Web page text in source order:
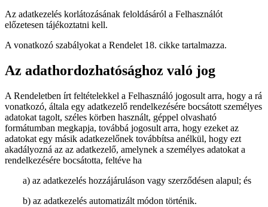
Az adatkezelés korlátozásának feloldásáról a Felhasználót
előzetesen tájékoztatni kell.
A vonatkozó szabályokat a Rendelet 18. cikke tartalmazza.
Az adathordozhatósághoz való jog
A Rendeletben írt feltételekkel a Felhasználó jogosult arra, hogy a rá
vonatkozó, általa egy adatkezelő rendelkezésére bocsátott személyes
adatokat tagolt, széles körben használt, géppel olvasható
formátumban megkapja, továbbá jogosult arra, hogy ezeket az
adatokat egy másik adatkezelőnek továbbítsa anélkül, hogy ezt
akadályozná az az adatkezelő, amelynek a személyes adatokat a
rendelkezésére bocsátotta, feltéve ha
a) az adatkezelés hozzájáruláson vagy szerződésen alapul; és
b) az adatkezelés automatizált módon történik.